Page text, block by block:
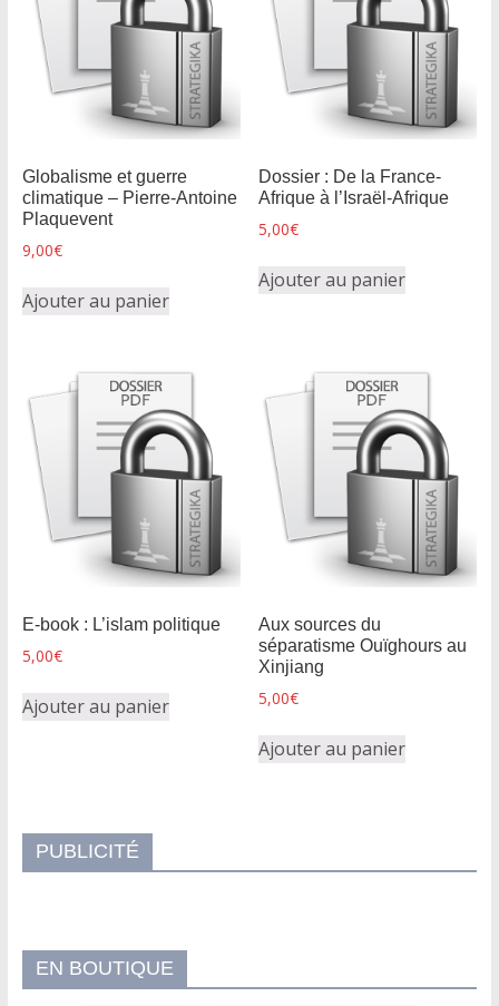
Globalisme et guerre
climatique – Pierre-Antoine
Plaquevent
9,00€
Ajouter au panier
Dossier : De la France-
Afrique à l’Israël-Afrique
5,00€
Ajouter au panier
E-book : L’islam politique
5,00€
Ajouter au panier
Aux sources du
séparatisme Ouïghours au
Xinjiang
5,00€
Ajouter au panier
PUBLICITÉ
EN BOUTIQUE